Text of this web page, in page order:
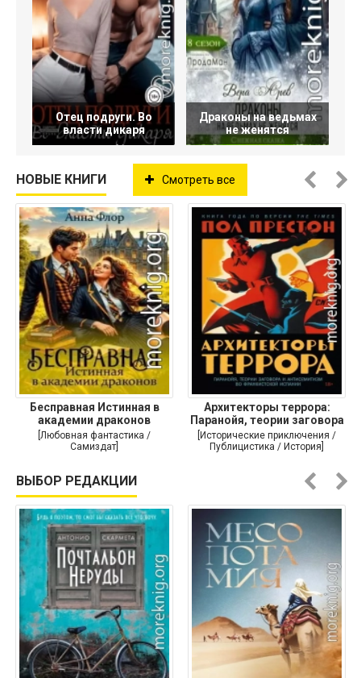
Отец подруги. Во
власти дикаря
Драконы на ведьмах
не женятся
НОВЫЕ КНИГИ Смотреть все
Бесправная Истинная в
академии драконов
[Любовная фантастика /
Самиздат]
Архитекторы террора:
Паранойя, теории заговора
и
[Исторические приключения /
Публицистика / История]
ВЫБОР РЕДАКЦИИ